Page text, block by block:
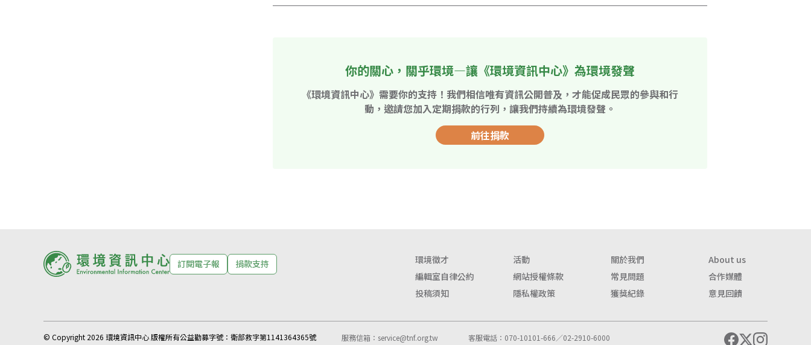
你的關心，關乎環境—讓《環境資訊中心》為環境發聲
《環境資訊中心》需要你的支持！我們相信唯有資訊公開普及，才能促成民眾的參與和行
動，邀請您加入定期捐款的行列，讓我們持續為環境發聲。
前往捐款
訂閱電子報 捐款支持 環境徵才 活動 關於我們
About us
編輯室自律公約
網站授權條款 常見問題
合作媒體
投稿須知
隱私權政策 獲獎紀錄 意見回饋
© Copyright 2026 環境資訊中心 版權所有公益勸募字號： 衛部救字第1141364365號 服務信箱： service@tnf.org.tw
客服電話：070-10101-666／02-2910-6000